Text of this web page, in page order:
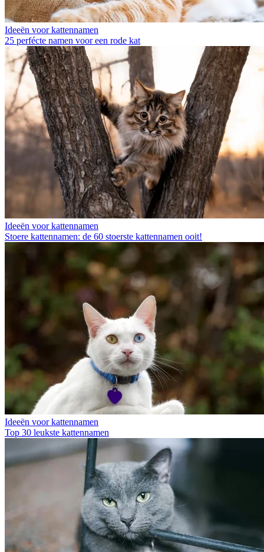
Ideeën voor kattennamen
25 perfécte namen voor een rode kat
Ideeën voor kattennamen
Stoere kattennamen: de 60 stoerste kattennamen ooit!
Ideeën voor kattennamen
Top 30 leukste kattennamen